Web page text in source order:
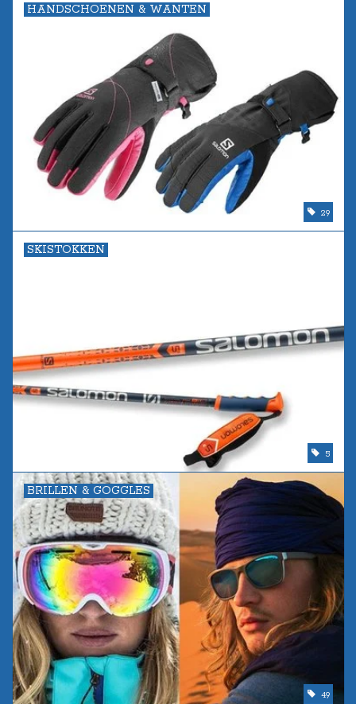
HANDSCHOENEN & WANTEN
29
SKISTOKKEN
5
BRILLEN & GOGGLES
49